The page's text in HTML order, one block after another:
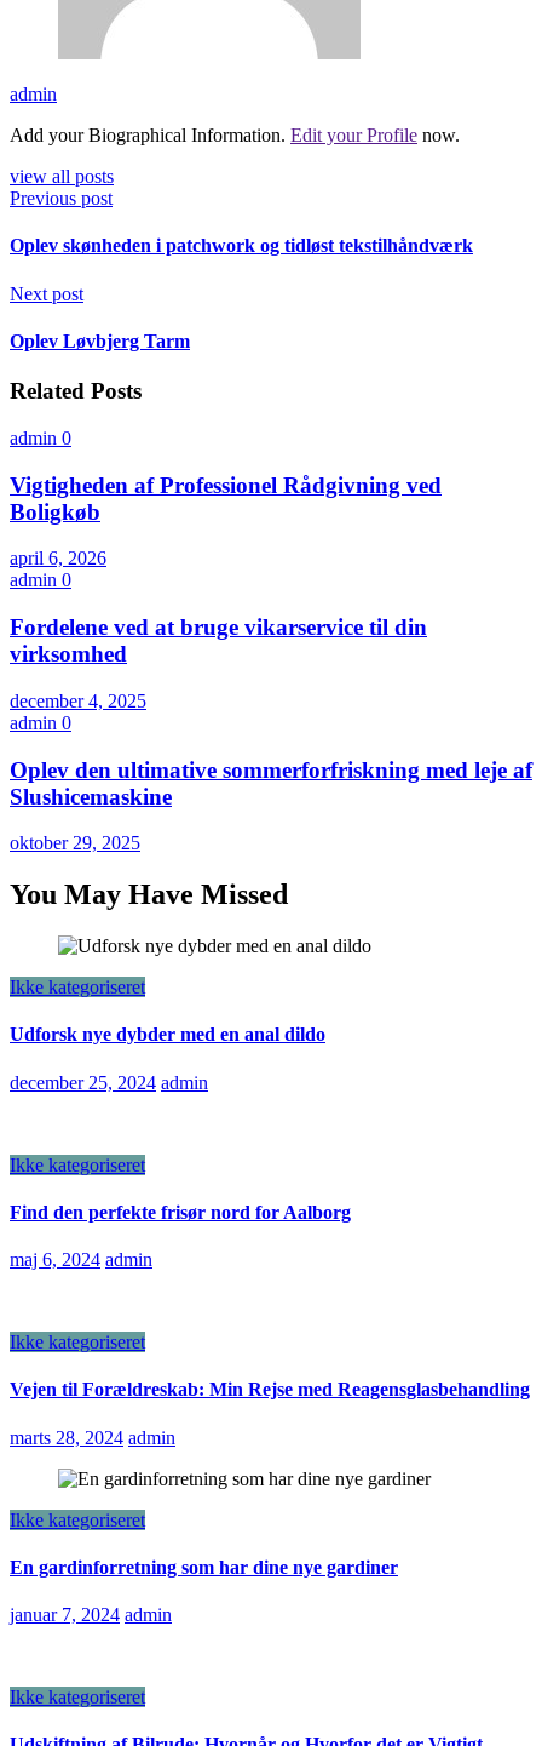
admin
Add your Biographical Information. Edit your Profile now.
view all posts
Previous post
Oplev skønheden i patchwork og tidløst tekstilhåndværk
Next post
Oplev Løvbjerg Tarm
Related Posts
admin 0
Vigtigheden af Professionel Rådgivning ved
Boligkøb
april 6, 2026
admin 0
Fordelene ved at bruge vikarservice til din
virksomhed
december 4, 2025
admin 0
Oplev den ultimative sommerforfriskning med leje af
Slushicemaskine
oktober 29, 2025
You May Have Missed
Ikke kategoriseret
Udforsk nye dybder med en anal dildo
december 25, 2024 admin
Ikke kategoriseret
Find den perfekte frisør nord for Aalborg
maj 6, 2024 admin
Ikke kategoriseret
Vejen til Forældreskab: Min Rejse med Reagensglasbehandling
marts 28, 2024 admin
Ikke kategoriseret
En gardinforretning som har dine nye gardiner
januar 7, 2024 admin
Ikke kategoriseret